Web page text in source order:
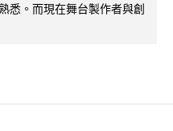
悉。而現在舞台製作者與創